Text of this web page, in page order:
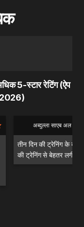
5-स्टार रेटिंग (ऐप
2026)
अब्दुल्ला साएब अल दंदशी
तीन दिन की ट्रेनिंग के बाद
की ट्रेनिंग से बेहतर लगी।